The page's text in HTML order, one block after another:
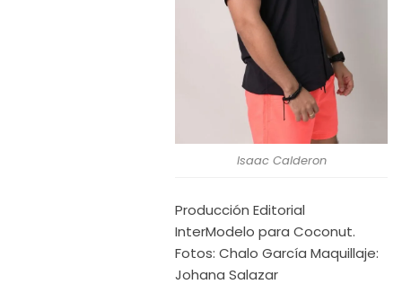
Isaac Calderon
Producción Editorial
InterModelo para Coconut.
Fotos: Chalo García Maquillaje:
Johana Salazar